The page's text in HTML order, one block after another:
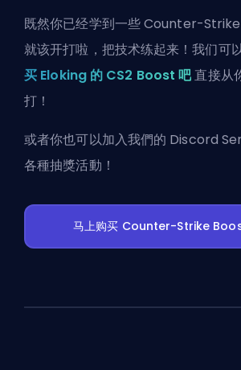
既然你已经学到一些 Counter-
就该开打啦，把技术练起来！我们可
买 Eloking 的 CS2 Boost 吧直接从
打！
或者你也可以加入我們的 Discord
各種抽獎活動！
马上购买 Counter-Strike